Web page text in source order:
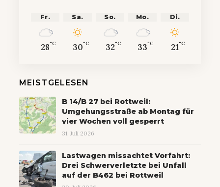
Fr.
28°C
Sa.
30°C
So.
32°C
Mo.
33°C
Di.
21°C
MEISTGELESEN
B 14/B 27 bei Rottweil:
Umgehungsstraße ab Montag für
vier Wochen voll gesperrt
31. Juli 2026
Lastwagen missachtet Vorfahrt:
Drei Schwerverletzte bei Unfall
auf der B462 bei Rottweil